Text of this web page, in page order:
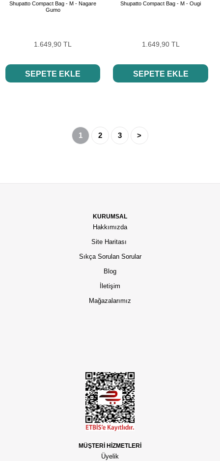
Shupatto Compact Bag - M - Nagare
Gumo
1.649,90 TL
SEPETE EKLE
Shupatto Compact Bag - M - Ougi
1.649,90 TL
SEPETE EKLE
1 2 3 >
KURUMSAL
Hakkımızda
Site Haritası
Sıkça Sorulan Sorular
Blog
İletişim
Mağazalarımız
MÜŞTERİ HİZMETLERİ
Üyelik